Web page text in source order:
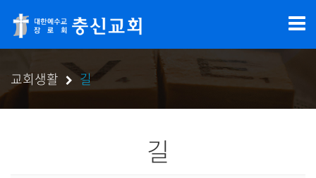
교회생활 길
길